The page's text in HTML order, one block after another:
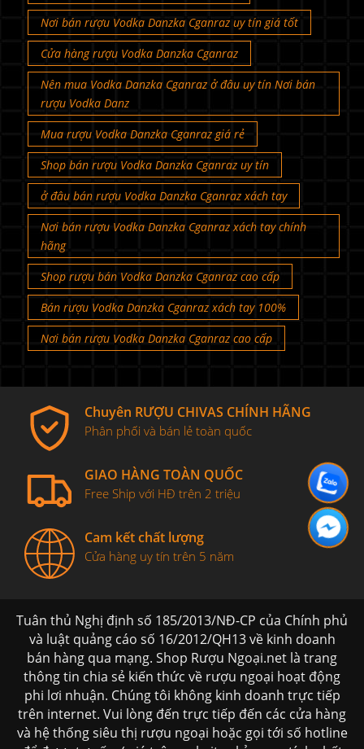
Nơi bán rượu Vodka Danzka Cganraz uy tín giá tốt
Cửa hàng rượu Vodka Danzka Cganraz
Nên mua Vodka Danzka Cganraz ở đâu uy tín Nơi bán
rượu Vodka Danz
Mua rượu Vodka Danzka Cganraz giá rẻ
Shop bán rượu Vodka Danzka Cganraz uy tín
ở đâu bán rượu Vodka Danzka Cganraz xách tay
Nơi bán rượu Vodka Danzka Cganraz xách tay chính
hãng
Shop rượu bán Vodka Danzka Cganraz cao cấp
Bán rượu Vodka Danzka Cganraz xách tay 100%
Nơi bán rượu Vodka Danzka Cganraz cao cấp
Chuyên RƯỢU CHIVAS CHÍNH HÃNG
Phân phối và bán lẻ toàn quốc
GIAO HÀNG TOÀN QUỐC
Free Ship với HĐ trên 2 triệu
Cam kết chất lượng
Cửa hàng uy tín trên 5 năm
Tuân thủ Nghị định số 185/2013/NĐ-CP của Chính phủ
và luật quảng cáo số 16/2012/QH13 về kinh doanh
bán hàng qua mạng. Shop Rượu Ngoại.net là trang
thông tin chia sẻ kiến thức về rượu ngoại hoạt động
phi lơi nhuận. Chúng tôi không kinh doanh trực tiếp
trên internet. Vui lòng đến trực tiếp đến các cửa hàng
và hệ thống siêu thị rượu ngoại hoặc gọi tới số hotline